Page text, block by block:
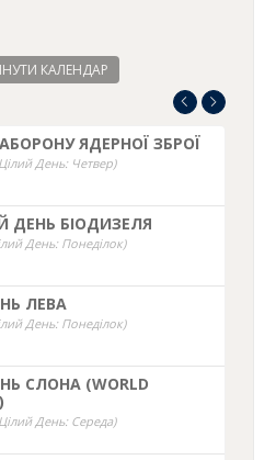
КАЛЕНДАР
ЯДЕРНОЇ ЗБРОЇ
День: Четвер)
ДЕНЬ БІОДИЗЕЛЯ
День: Понеділок)
ЛЕВА
День: Понеділок)
СЛОНА (WORLD
День: Середа)